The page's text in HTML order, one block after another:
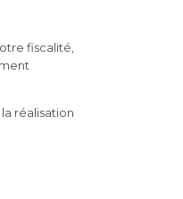
fiscalité,
réalisation